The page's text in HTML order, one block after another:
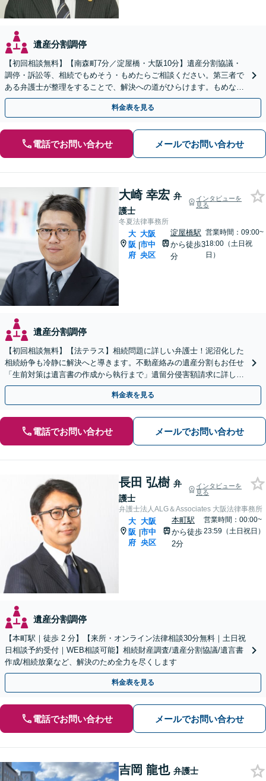
遺産分割調停
【初回相談無料】【南森町7分／淀屋橋・大阪10分】遺産分割協議・
調停・訴訟等、相続でもめそう・もめたらご相談ください。第三者で
ある弁護士が整理をすることで、解決への道がひらけます。もめない
ための遺言書作成、事業承継、家族信託もお手伝いします
料金表を見る
電話でお問い合わせ メールでお問い合わせ
大崎 幸宏 弁
護士
インタビューを
見る
冬夏法律事務所
大
阪
府
|
大阪
市中
央区
淀屋橋駅
から徒歩3
分
営業時間：09:00~
18:00（土日祝
日）
遺産分割調停
【初回相談無料】【法テラス】相続問題に詳しい弁護士！泥沼化した
相続紛争も冷静に解決へと導きます。不動産絡みの遺産分割もお任せ
「生前対策は遺言書の作成から執行まで」遺留分侵害額請求に詳しい
【夜間・休日面談】【電話相談】【淀屋橋駅・北浜駅5分】
料金表を見る
電話でお問い合わせ メールでお問い合わせ
長田 弘樹 弁
護士
インタビューを
見る
弁護士法人ALG＆Associates 大阪法律事務所
大
阪
府
|
大阪
市中
央区
本町駅
から徒歩
2分
営業時間：00:00~
23:59（土日祝日）
遺産分割調停
【本町駅｜徒歩 2 分】【来所・オンライン法律相談30分無料｜土日祝
日相談予約受付｜WEB相談可能】相続財産調査/遺産分割協議/遺言書
作成/相続放棄など、解決のため全力を尽くします
料金表を見る
電話でお問い合わせ メールでお問い合わせ
吉岡 龍也 弁護士